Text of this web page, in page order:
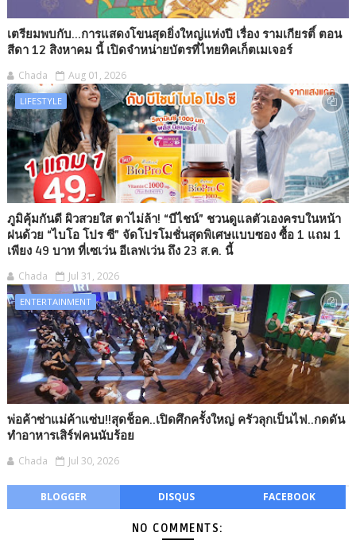
เตรียมพบกับ...การแสดงโขนสุดยิ่งใหญ่แห่งปี เรื่อง รามเกียรติ์ ตอน
สีดา 12 สิงหาคม นี้ เปิดจำหน่ายบัตรที่ไทยทิคเก็ตเมเจอร์
Chada Aug 01, 2026
LIFESTYLE
ภูมิคุ้มกันดี ผิวสวยใส ตาไม่ล้า! “บีไชน์” ชวนดูแลตัวเองครบในหน้า
ฝนด้วย “ไบโอ โปร ซี” จัดโปรโมชั่นสุดพิเศษแบบซอง ซื้อ 1 แถม 1
เพียง 49 บาท ที่เซเว่น อีเลฟเว่น ถึง 23 ส.ค. นี้
Chada Jul 31, 2026
ENTERTAINMENT
พ่อค้าซ่าแม่ค้าแซ่บ!!สุดช็อค..เปิดศึกครั้งใหญ่ ครัวลุกเป็นไฟ..กดดัน
ทำอาหารเสิร์ฟคนนับร้อย
Chada Jul 30, 2026
BLOGGER DISQUS FACEBOOK
NO COMMENTS: